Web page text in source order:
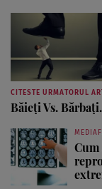
CITESTE URMATORUL
Băieţi Vs.